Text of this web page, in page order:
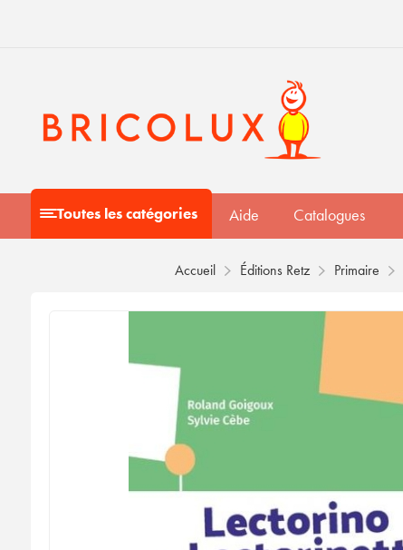
Toutes les catégories Aide Catalogues
Accueil Éditions Retz Primaire